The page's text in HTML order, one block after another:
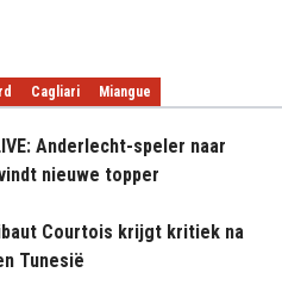
Cagliari Miangue
Anderlecht-speler naar
nieuwe topper
Courtois krijgt kritiek na
Tunesië